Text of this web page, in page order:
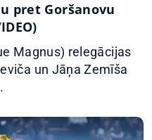
pret Goršanovu
Magnus) relegācijas
un Jāņa Zemīša